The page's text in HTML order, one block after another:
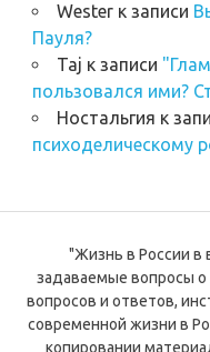
Westerк записи
Пауля?
Taj к записи
пользовался ими?
Ностальгия к
психоделическому
"Жизнь в России в
задаваемые вопросы
вопросов и ответов,
современной жизни в
копировании